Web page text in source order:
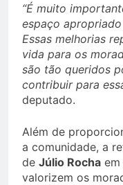
“É muito
espaço
Essas melhorias
vida para os
são tão queridos
contribuir para
deputado.
Além de
a comunidade, a
de Júlio Rocha
valorizem os